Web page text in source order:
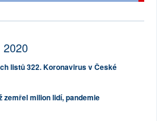
2020
listů 322. Koronavirus v České
zemřel milion lidí, pandemie